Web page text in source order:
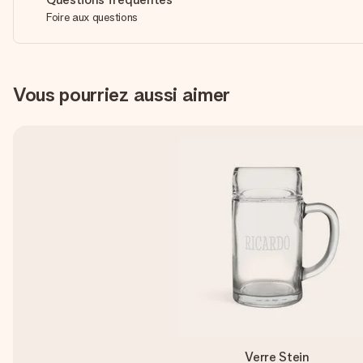
Foire aux questions
Vous pourriez aussi aimer
Verre Stein